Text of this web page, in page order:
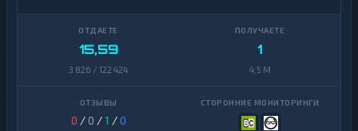
15,59
3 826 / 122 424
1
4,5 M
0 / 0 /1 /0